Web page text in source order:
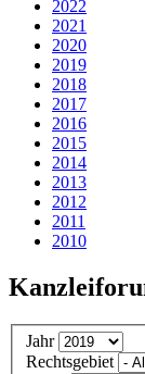
2022
2021
2020
2019
2018
2017
2016
2015
2014
2013
2012
2011
2010
Jahr
Rechtsgebiet